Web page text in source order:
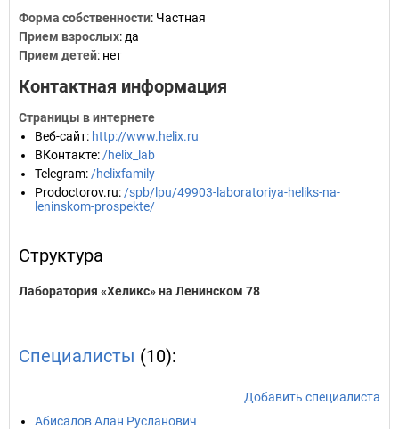
Форма собственности: Частная
Прием взрослых: да
Прием детей: нет
Контактная информация
Страницы в интернете
Веб-сайт: http://www.helix.ru
ВКонтакте: /helix_lab
Telegram: /helixfamily
Prodoctorov.ru: /spb/lpu/49903-laboratoriya-heliks-na-
leninskom-prospekte/
Структура
Лаборатория «Хеликс» на Ленинском 78
Специалисты (10):
Добавить специалиста
Абисалов Алан Русланович